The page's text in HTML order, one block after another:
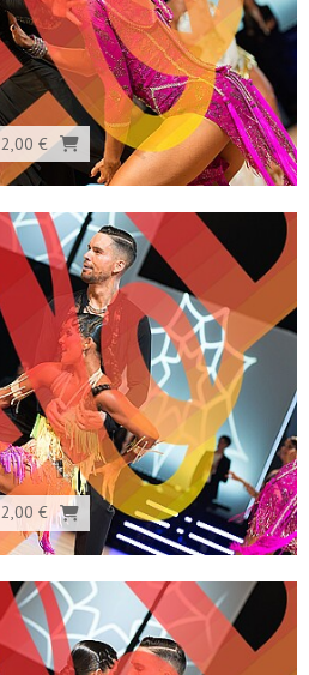
2,00 €
2,00 €